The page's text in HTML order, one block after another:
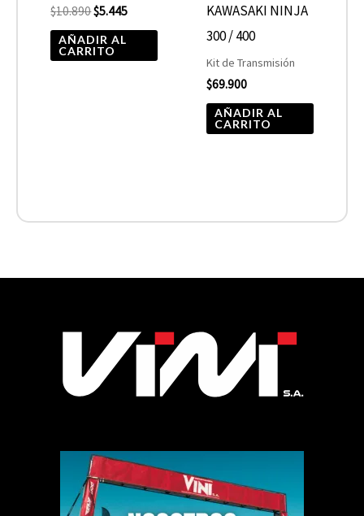
$10.890$5.445
AÑADIR AL
CARRITO
KAWASAKI NINJA
300 / 400
Kit de Transmisión
$69.900
AÑADIR AL
CARRITO